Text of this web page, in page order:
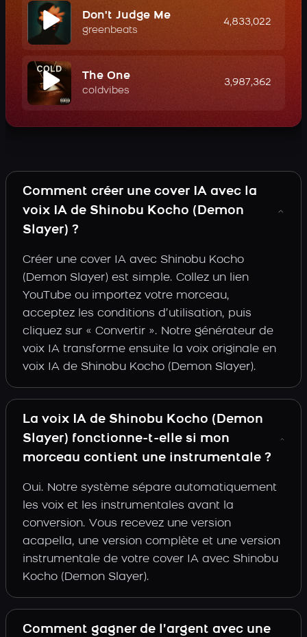
Don't Judge Me
greenbeats
4,833,022
The One
coldvibes
3,987,362
Comment créer une cover IA avec la
voix IA de Shinobu Kocho (Demon
Slayer) ?
Créer une cover IA avec Shinobu Kocho
(Demon Slayer) est simple. Collez un lien
YouTube ou importez votre morceau,
acceptez les conditions d’utilisation, puis
cliquez sur « Convertir ». Notre générateur de
voix IA transforme ensuite la voix originale en
voix IA de Shinobu Kocho (Demon Slayer).
La voix IA de Shinobu Kocho (Demon
Slayer) fonctionne-t-elle si mon
morceau contient une instrumentale ?
Oui. Notre système sépare automatiquement
les voix et les instrumentales avant la
conversion. Vous recevez une version
acapella, une version complète et une version
instrumentale de votre cover IA avec Shinobu
Kocho (Demon Slayer).
Comment gagner de l’argent avec une